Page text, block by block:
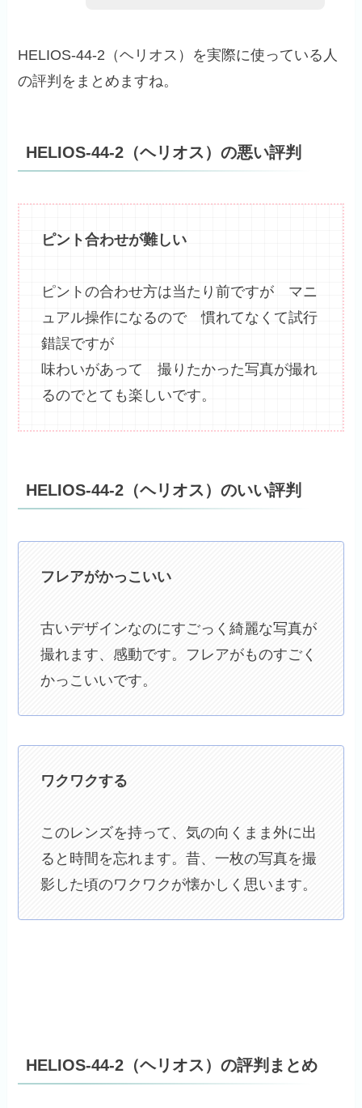
HELIOS-44-2（ヘリオス）を実際に使っている人
の評判をまとめますね。
HELIOS-44-2（ヘリオス）の悪い評判
ピント合わせが難しい
ピントの合わせ方は当たり前ですが マニ
ュアル操作になるので 慣れてなくて試行
錯誤ですが
味わいがあって 撮りたかった写真が撮れ
るのでとても楽しいです。
HELIOS-44-2（ヘリオス）のいい評判
フレアがかっこいい
古いデザインなのにすごっく綺麗な写真が
撮れます、感動です。フレアがものすごく
かっこいいです。
ワクワクする
このレンズを持って、気の向くまま外に出
ると時間を忘れます。昔、一枚の写真を撮
影した頃のワクワクが懐かしく思います。
HELIOS-44-2（ヘリオス）の評判まとめ